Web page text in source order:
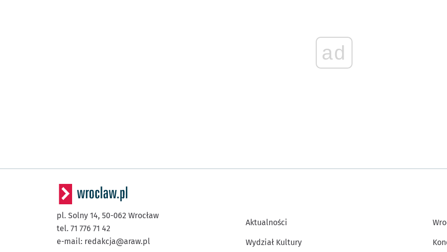
ad
pl. Solny 14, 50-062 Wrocław
tel. 71 776 71 42
e-mail: redakcja@araw.pl
Aktualności
Wydział Kultury